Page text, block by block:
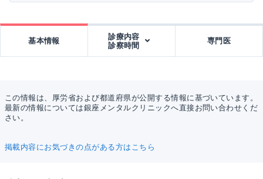
基本情報
診療内容
診察時間
専門医
この情報は、厚労省および都道府県が公開する情報に基づいています。
最新の情報については銀座メンタルクリニックへ直接お問い合わせくだ
さい。
掲載内容にお気づきの点がある方はこちら